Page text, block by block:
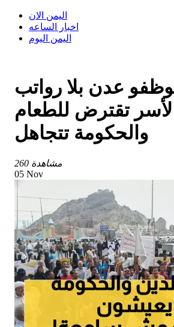
اليمن الان
اخبار الساعه
اليمن اليوم
عدن بلا رواتب
الأسر تقترض للطعام
والحكومة تتجاهل
260 مشاهدة
05 Nov